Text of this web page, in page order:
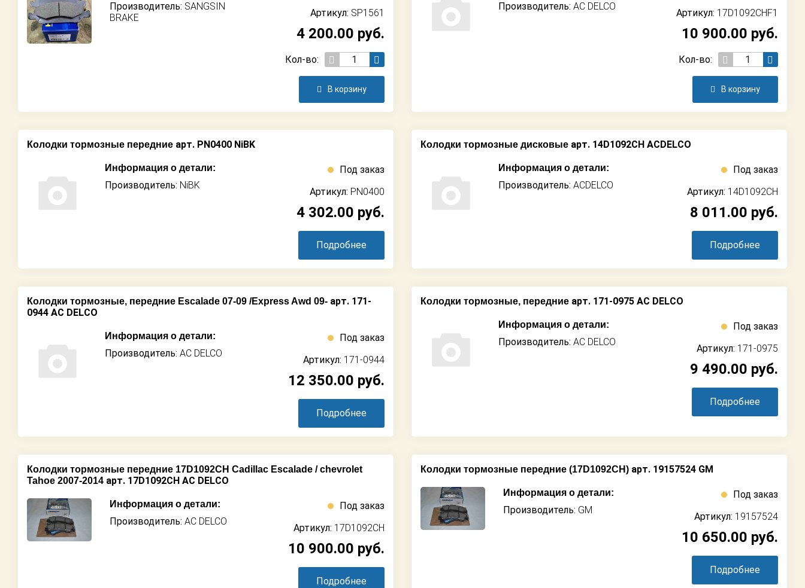
Колодки тормозные передние арт. PN0400 NiBK
Информация о детали:
Производитель: NiBK
Под заказ
Артикул: PN0400
4 302.00 руб.
Подробнее
Колодки тормозные дисковые арт. 14D1092CH ACDELCO
Информация о детали:
Производитель: ACDELCO
Под заказ
Артикул: 14D1092CH
8 011.00 руб.
Подробнее
Колодки тормозные, передние Escalade 07-09 /Express Awd 09- арт. 171-
0944 AC DELCO
Информация о детали:
Производитель: AC DELCO
Под заказ
Артикул: 171-0944
12 350.00 руб.
Подробнее
Колодки тормозные, передние арт. 171-0975 AC DELCO
Информация о детали:
Производитель: AC DELCO
Под заказ
Артикул: 171-0975
9 490.00 руб.
Подробнее
Колодки тормозные передние 17D1092CH Cadillac Escalade / chevrolet
Tahoe 2007-2014 арт. 17D1092CH AC DELCO
Информация о детали:
Производитель: AC DELCO
Под заказ
Артикул: 17D1092CH
10 900.00 руб.
Подробнее
Колодки тормозные передние (17D1092CH) арт. 19157524 GM
Информация о детали:
Производитель: GM
Под заказ
Артикул: 19157524
10 650.00 руб.
Подробнее
Производитель: SANGSIN
BRAKE
Артикул: SP1561
4 200.00 руб.
Кол-во:
В корзину
Производитель: AC DELCO
Артикул: 17D1092CHF1
10 900.00 руб.
Кол-во:
В корзину